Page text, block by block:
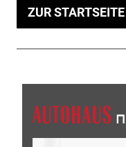
ZUR STARTSEITE